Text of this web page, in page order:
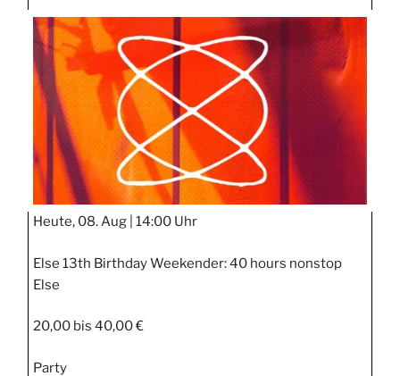
TAGE
STIPP
Heute, 08. Aug | 14:00 Uhr
Else 13th Birthday Weekender: 40 hours nonstop
Else
20,00 bis 40,00 €
Party